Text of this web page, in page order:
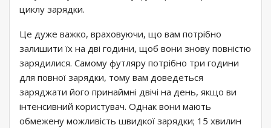
циклу зарядки.
Це дуже важко, враховуючи, що вам потрібно
залишити їх на дві години, щоб вони знову повністю
зарядилися. Самому футляру потрібно три години
для повної зарядки, тому вам доведеться
заряджати його принаймні двічі на день, якщо ви
інтенсивний користувач. Однак вони мають
обмежену можливість швидкої зарядки; 15 хвилин